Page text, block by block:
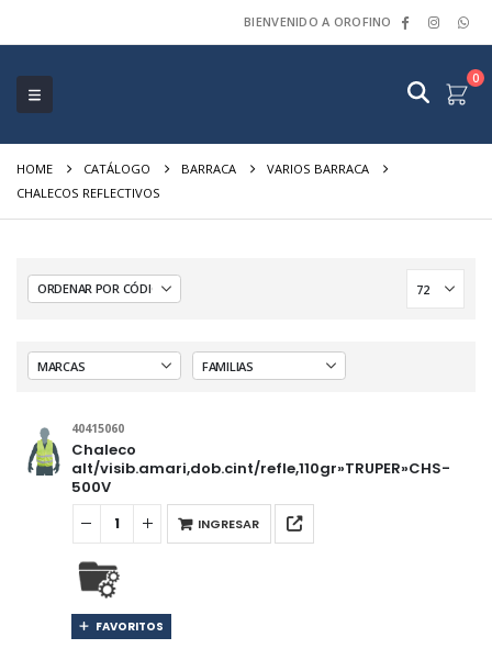
BIENVENIDO A OROFINO
0
HOME CATÁLOGO BARRACA
VARIOS BARRACA
CHALECOS REFLECTIVOS
40415060
Chaleco
alt/visib.amari,dob.cint/refle,110gr»TRUPER»CHS-
500V
INGRESAR
FAVORITOS